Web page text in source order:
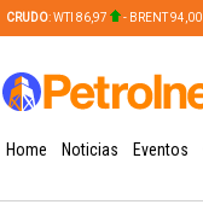
CRUDO: WTI 86,97 - BRENT 94,00
Home Noticias Eventos